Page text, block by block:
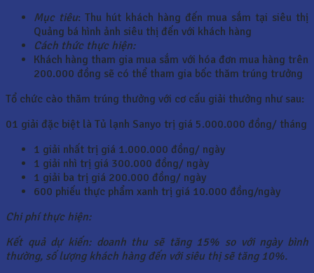
Mục tiêu: Thu hút khách hàng đến mua sắm tại siêu thị
Quảng bá hình ảnh siêu thị đến với khách hàng
Cách thức thực hiện:
Khách hàng tham gia mua sắm với hóa đơn mua hàng trên
200.000 đồng sẽ có thể tham gia bốc thăm trúng trưởng
Tổ chức cào thăm trúng thưởng với cơ cấu giải thưởng như sau:
01 giải đặc biệt là Tủ lạnh Sanyo trị giá 5.000.000 đồng/ tháng
1 giải nhất trị giá 1.000.000 đồng/ ngày
1 giải nhì trị giá 300.000 đồng/ ngày
1 giải ba trị giá 200.000 đồng/ ngày
600 phiếu thực phẩm xanh trị giá 10.000 đồng/ngày
Chi phí thực hiện:
Kết quả dự kiến: doanh thu sẽ tăng 15% so với ngày bình
thường, số lượng khách hàng đến với siêu thị sẽ tăng 10%.